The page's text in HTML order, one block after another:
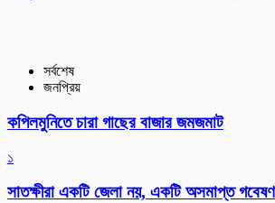
সর্বশেষ
জনপ্রিয়
কপিলমুনিতে চারা গাছের বাজার জমজমাট
১
সাতক্ষীরা একটি জেলা নয়, একটি অসমাপ্ত